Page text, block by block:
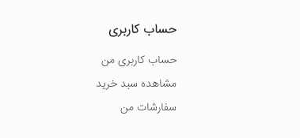
حساب کاربری
حساب کاربری من
مشاهده سبد خرید
سفارشات من